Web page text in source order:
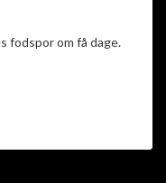
fodspor om få dage.